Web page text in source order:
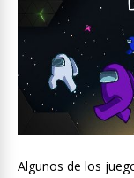
Algunos de los